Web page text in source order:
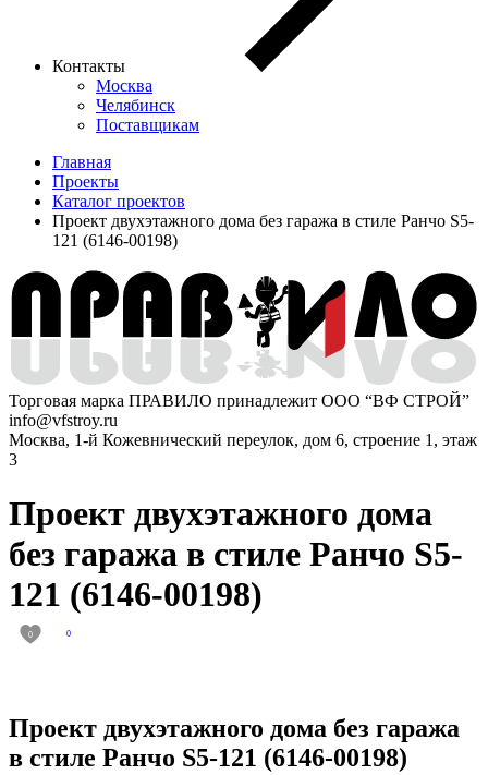
Контакты
Москва
Челябинск
Поставщикам
Главная
Проекты
Каталог проектов
Проект двухэтажного дома без гаража в стиле Ранчо S5-
121 (6146-00198)
Торговая марка ПРАВИЛО принадлежит ООО “ВФ СТРОЙ”
info@vfstroy.ru
Москва, 1-й Кожевнический переулок, дом 6, строение 1, этаж
3
Проект двухэтажного дома
без гаража в стиле Ранчо S5-
121 (6146-00198)
0 0
Проект двухэтажного дома без гаража
в стиле Ранчо S5-121 (6146-00198)